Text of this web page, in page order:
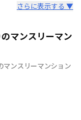
可能なウィークリ
紹介しておりま
でお使い いただ
ぜひご利用くださ
ガス・水道の手
さらに表示する ▼
マンスリーマン
マンスリーマンション